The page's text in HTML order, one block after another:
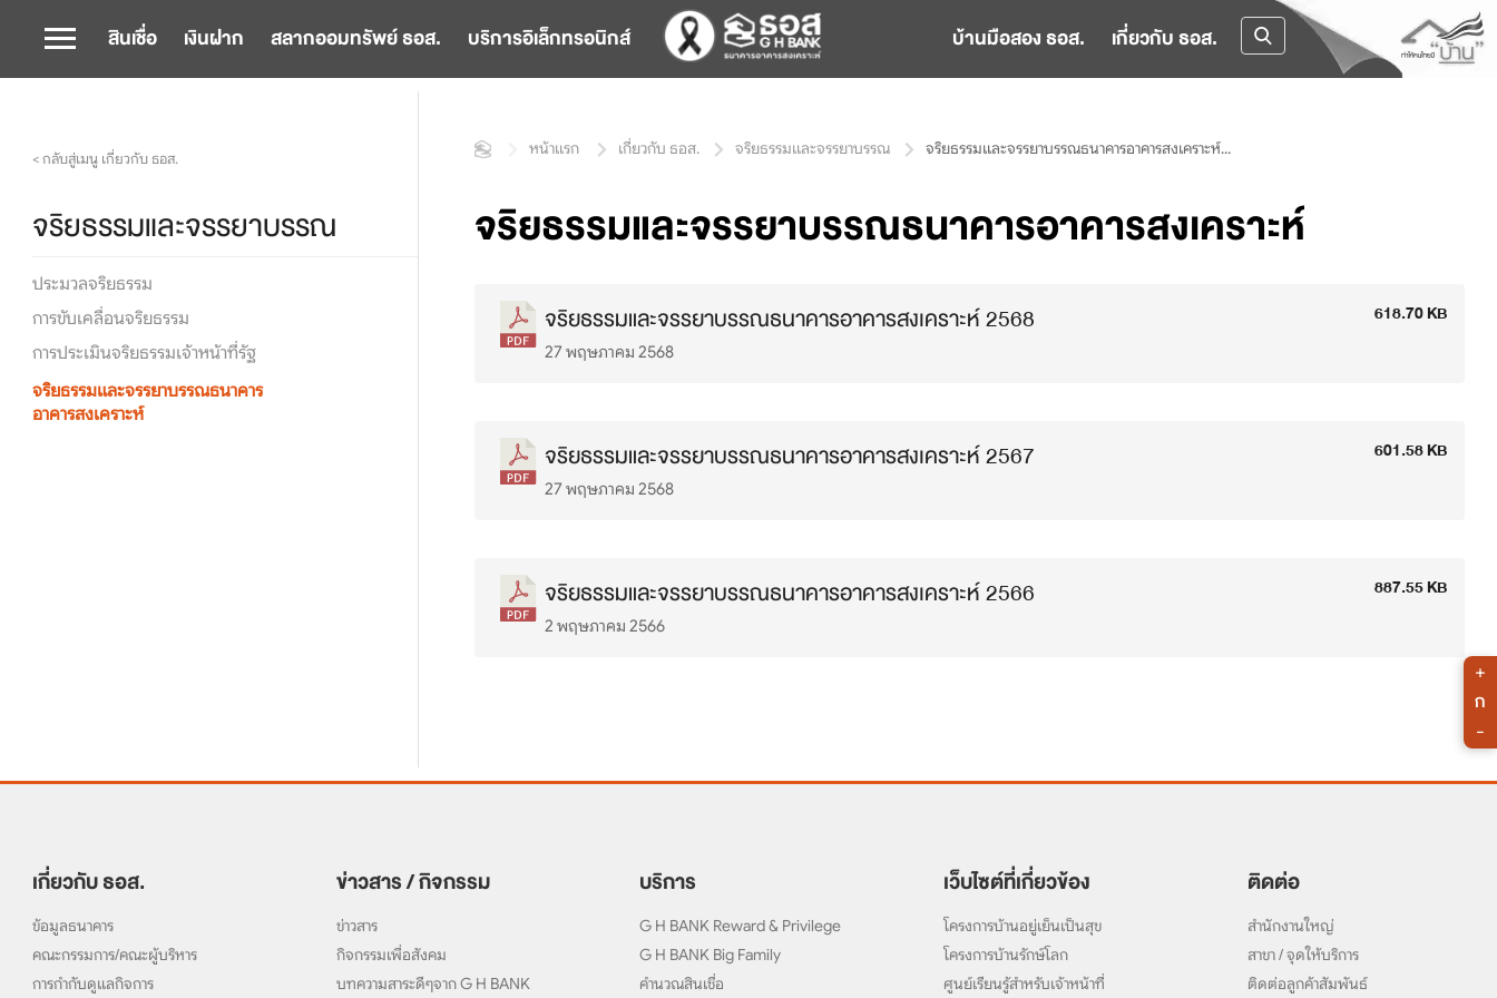
สินเชื่อ เงินฝาก สลากออมทรัพย์ ธอส. บริการอิเล็กทรอนิกส์ บ้านมือสอง ธอส. เกี่ยวกับ ธอส.
จริยธรรมและจรรยาบรรณธนาคารอาคารสงเคราะห์
หน้าแรก เกี่ยวกับ ธอส. จริยธรรมและจรรยาบรรณ จริยธรรมและจรรยาบรรณธนาคารอาคารสงเคราะห์...
จริยธรรมและจรรยาบรรณธนาคารอาคารสงเคราะห์ 2568 618.70 KB
27 พฤษภาคม 2568
จริยธรรมและจรรยาบรรณธนาคารอาคารสงเคราะห์ 2567 601.58 KB
27 พฤษภาคม 2568
จริยธรรมและจรรยาบรรณธนาคารอาคารสงเคราะห์ 2566 887.55 KB
2 พฤษภาคม 2566
< กลับสู่เมนู เกี่ยวกับ ธอส.
จริยธรรมและจรรยาบรรณ
ประมวลจริยธรรม
การขับเคลื่อนจริยธรรม
การประเมินจริยธรรมเจ้าหน้าที่รัฐ
จริยธรรมและจรรยาบรรณธนาคาร
อาคารสงเคราะห์
เกี่ยวกับ ธอส.
ข้อมูลธนาคาร
คณะกรรมการ/คณะผู้บริหาร
การกำกับดูแลกิจการ
ข่าวสาร / กิจกรรม
ข่าวสาร
กิจกรรมเพื่อสังคม
บทความสาระดีๆจาก G H BANK
บริการ
G H BANK Reward & Privilege
G H BANK Big Family
คำนวณสินเชื่อ
เว็บไซต์ที่เกี่ยวข้อง
โครงการบ้านอยู่เย็นเป็นสุข
โครงการบ้านรักษ์โลก
ศูนย์เรียนรู้สำหรับเจ้าหน้าที่
ติดต่อ
สำนักงานใหญ่
สาขา / จุดให้บริการ
ติดต่อลูกค้าสัมพันธ์
+
ก
-